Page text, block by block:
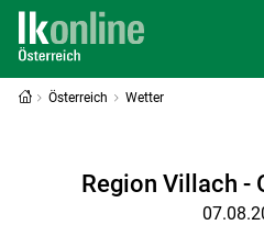
Österreich Wetter
Region Villach -